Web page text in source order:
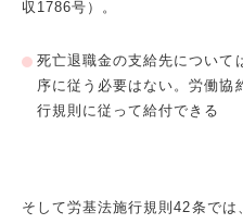
収 1786号）。
死亡退職金の支給先について
序に従う必要はない。労働協
行規則に従って給付できる
そして労基法施行規則42条では